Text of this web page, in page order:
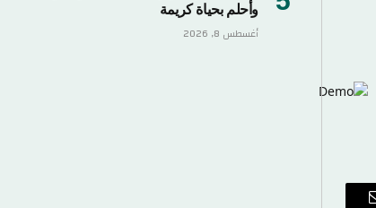
وأحلم بحياة كريمة
أغسطس 8, 2026